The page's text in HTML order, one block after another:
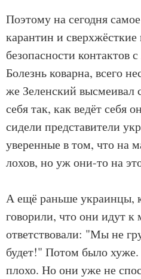
Поэтому на сегодня
карантин и
безопасности контактов
Болезнь коварна, всего
же Зеленский высмеивал
себя так, как ведёт себя
сидели представители
уверенные в том, что на
лохов, но уж они-то на
А ещё раньше украинцы,
говорили, что они идут к
ответствовали: "Мы не
будет!" Потом было
плохо. Но они уже не